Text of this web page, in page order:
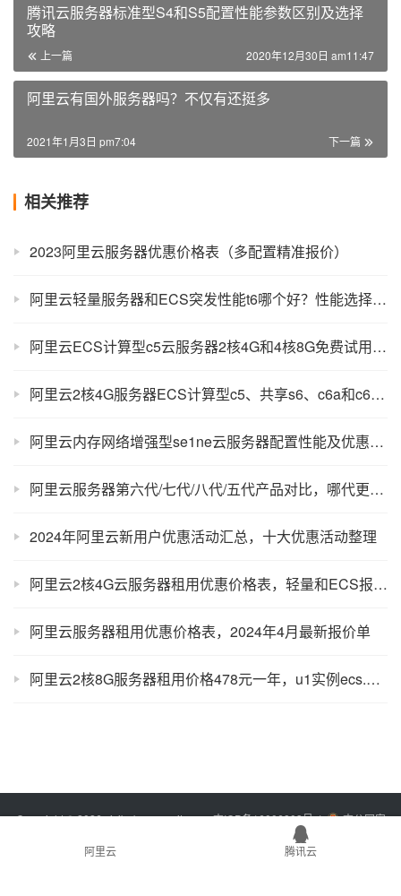
腾讯云服务器标准型S4和S5配置性能参数区别及选择
攻略
上一篇 2020年12月30日 am11:47
阿里云有国外服务器吗？不仅有还挺多
下一篇
2021年1月3日 pm7:04
相关推荐
2023阿里云服务器优惠价格表（多配置精准报价）
阿里云轻量服务器和ECS突发性能t6哪个好？性能选择说明
阿里云ECS计算型c5云服务器2核4G和4核8G免费试用教程
阿里云2核4G服务器ECS计算型c5、共享s6、c6a和c6e性能区别？价格差好多
阿里云内存网络增强型se1ne云服务器配置性能及优惠价格
阿里云服务器第六代/七代/八代/五代产品对比，哪代更强？
2024年阿里云新用户优惠活动汇总，十大优惠活动整理
阿里云2核4G云服务器租用优惠价格表，轻量和ECS报价单
阿里云服务器租用优惠价格表，2024年4月最新报价单
阿里云2核8G服务器租用价格478元一年，u1实例ecs.u1-c1m4.large
Copyright © 2026 xixibobo.comsitemap吉ICP备16006803号-1
吉公网安
阿里云
腾讯云